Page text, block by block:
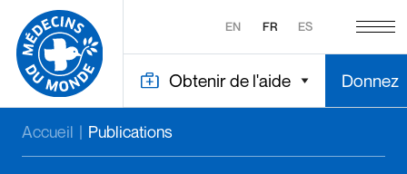
EN FR ES
Obtenir de l'aide Donnez
Accueil | Publications